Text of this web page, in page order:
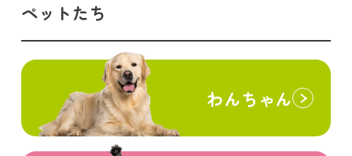
ペットたち
わんちゃん